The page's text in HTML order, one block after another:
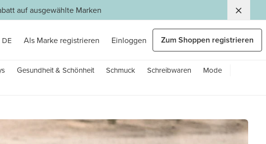
auf ausgewählte Marken
DE Als Marke registrieren Einloggen Zum Shoppen registrieren
Gesundheit & Schönheit Schmuck Schreibwaren
Mode